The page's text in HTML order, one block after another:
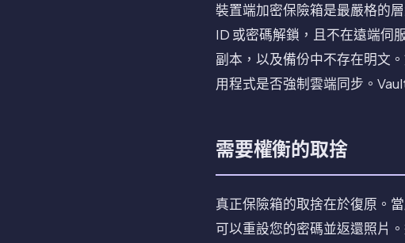
裝置端加密保險箱是最嚴格的
ID 或密碼解鎖，且不在遠端伺
副本，以及備份中不存在明文
用程式是否強制雲端同步。
需要權衡的取捨
真正保險箱的取捨在於復原。
可以重設您的密碼並返還照片